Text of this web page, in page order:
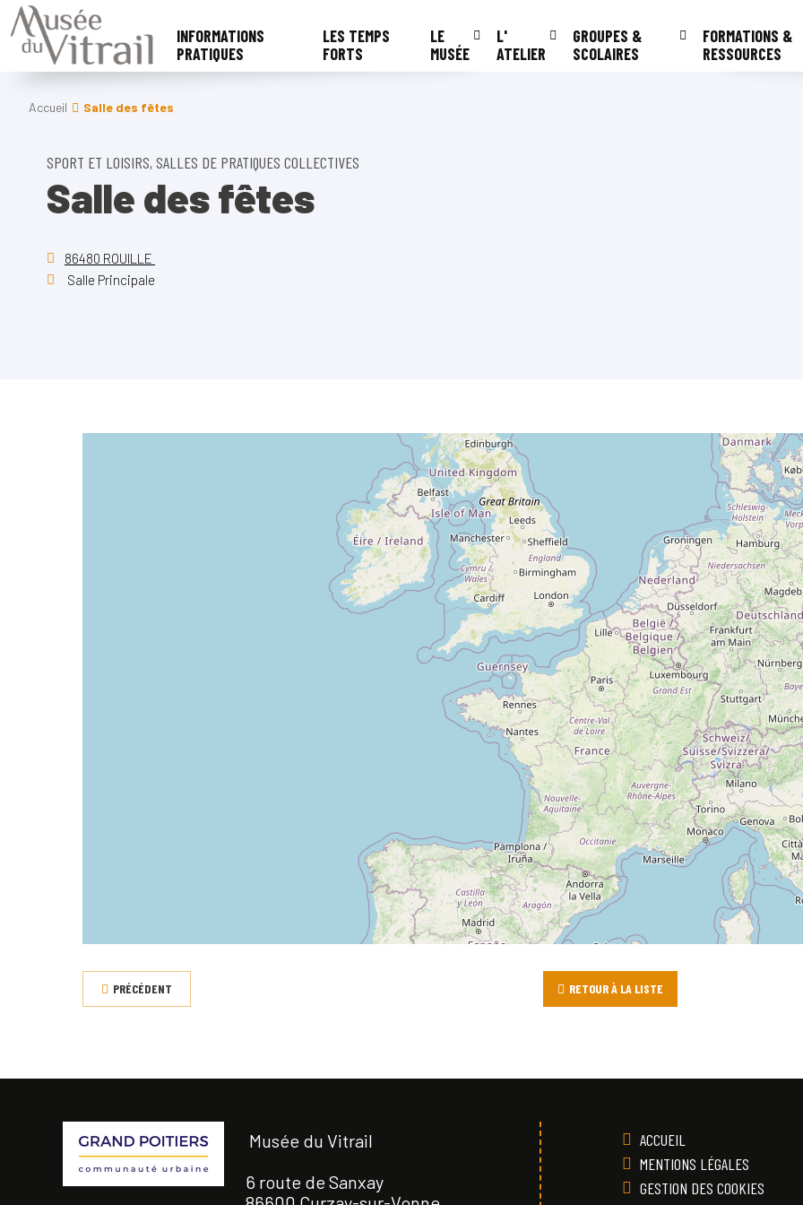
INFORMATIONS
PRATIQUES
LES TEMPS
FORTS
LE
MUSÉE
L'
ATELIER
GROUPES &
SCOLAIRES
FORMATIONS &
RESSOURCES
Accueil Salle des fêtes
SPORT ET LOISIRS, SALLES DE PRATIQUES COLLECTIVES
Salle des fêtes
86480 ROUILLE
Salle Principale
PRÉCÉDENT RETOUR À LA LISTE
Musée du Vitrail
6 route de Sanxay
ACCUEIL
MENTIONS LÉGALES
GESTION DES COOKIES